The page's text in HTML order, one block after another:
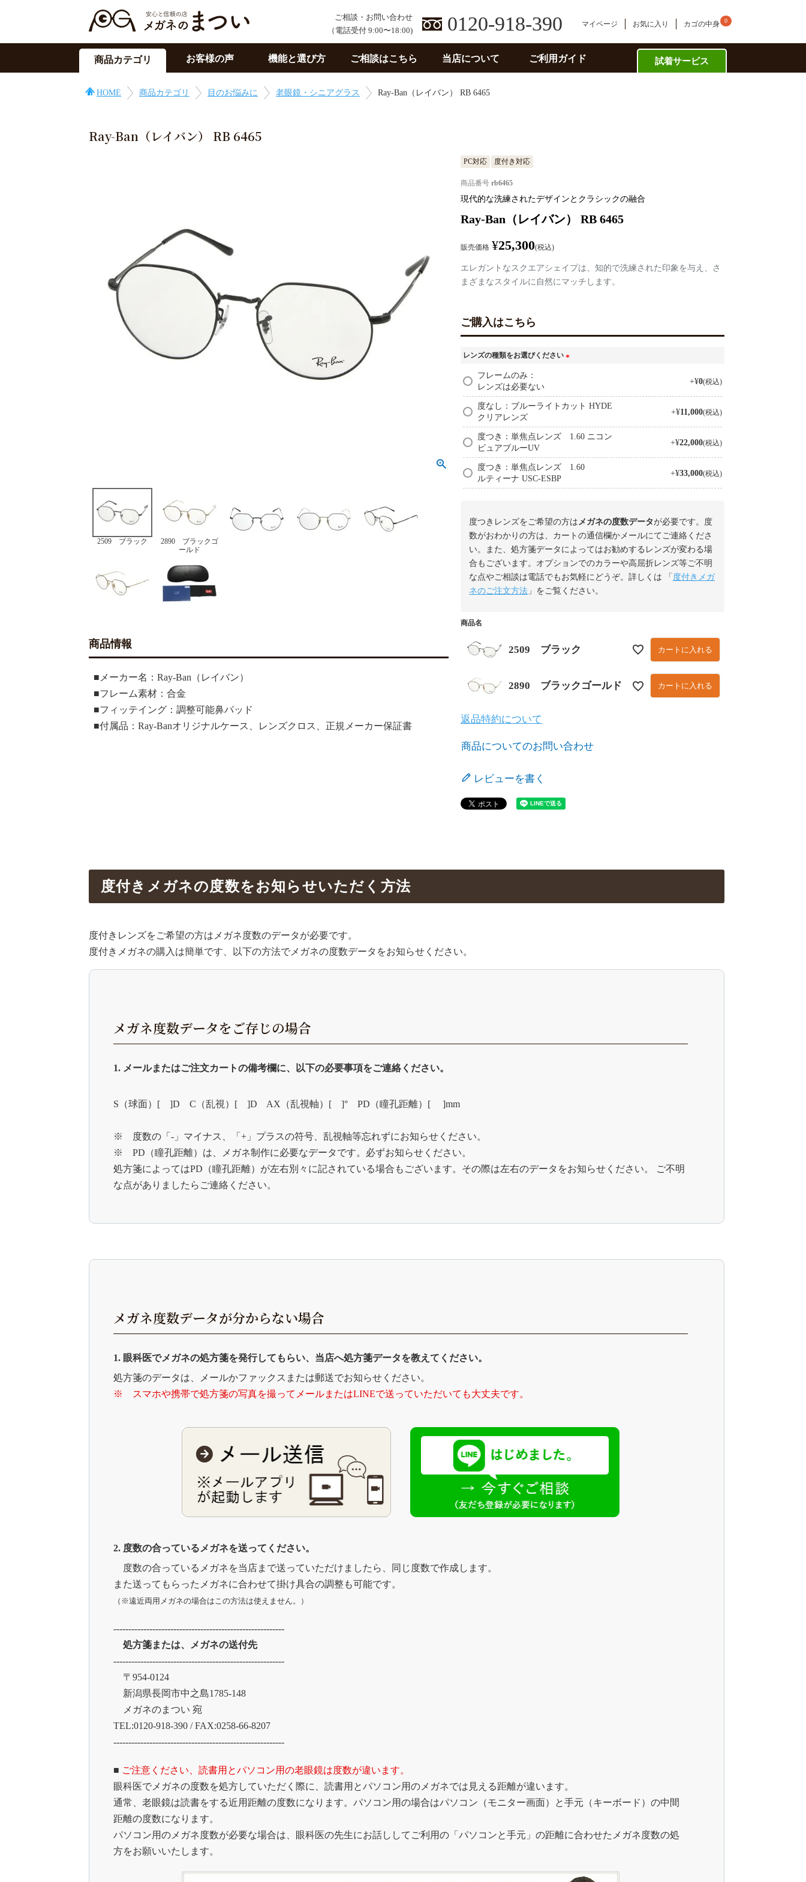
ご相談・お問い合わせ
（電話受付 9:00〜18:00)
0120-918-390 マイページ お気に入り カゴの中身 0
商品カテゴリ
目の症状に
お客様の声 機能と選び方 ご相談はこちら 当店について ご利用ガイド 試着サービス
HOME 商品カテゴリ 目のお悩みに 老眼鏡・シニアグラス Ray-Ban（レイバン） RB 6465
Ray-Ban（レイバン） RB 6465
2509 ブラック
2890 ブラックゴ
ールド
商品情報
■メーカー名：Ray-Ban（レイバン）
■フレーム素材：合金
■フィッテイング：調整可能鼻パッド
■付属品：Ray-Banオリジナルケース、レンズクロス、正規メーカー保証書
PC対応 度付き対応
商品番号 rb6465
現代的な洗練されたデザインとクラシックの融合
Ray-Ban（レイバン） RB 6465
販売価格 ¥25,300 税込
エレガントなスクエアシェイプは、知的で洗練された印象を与え、さ
まざまなスタイルに自然にマッチします。
ご購入はこちら
レンズの種類をお選びください
須
)
フレームのみ：
レンズは必要ない
+¥0 税込
度なし：ブルーライトカット HYDE
クリアレンズ
+¥11,000 税込
度つき：単焦点レンズ 1.60 ニコン
ピュアブルーUV
+¥22,000 税込
度つき：単焦点レンズ 1.60
ルティーナ USC-ESBP
+¥33,000 税込
度つきレンズをご希望の方はメガネの度数データが必要です。度
数がおわかりの方は、カートの通信欄かメールにてご連絡くださ
い。また、処方箋データによってはお勧めするレンズが変わる場
合もございます。オプションでのカラーや高屈折レンズ等ご不明
な点やご相談は電話でもお気軽にどうぞ。詳しくは 「 度付きメガ
ネのご注文方法 」をご覧ください。
商品名
2509 ブラック カートに入れる
2890 ブラックゴールド カートに入れる
返品特約について
商品についてのお問い合わせ
レビューを書く
度付きメガネの度数をお知らせいただく方法
度付きレンズをご希望の方はメガネ度数のデータが必要です。
度付きメガネの購入は簡単です、以下の方法でメガネの度数データをお知らせください。
メガネ度数データをご存じの場合
1. メールまたはご注文カートの備考欄に、以下の必要事項をご連絡ください。
S（球面）[ ]D C（乱視）[ ]D AX（乱視軸）[ ]° PD（瞳孔距離）[ ]mm
※ 度数の「-」マイナス、「+」プラスの符号、乱視軸等忘れずにお知らせください。
※ PD（瞳孔距離）は、メガネ制作に必要なデータです。必ずお知らせください。
処方箋によってはPD（瞳孔距離）が左右別々に記されている場合もございます。その際は左右のデータをお知らせください。 ご不明
な点がありましたらご連絡ください。
メガネ度数データが分からない場合
1. 眼科医でメガネの処方箋を発行してもらい、当店へ処方箋データを教えてください。
処方箋のデータは、メールかファックスまたは郵送でお知らせください。
※ スマホや携帯で処方箋の写真を撮ってメールまたはLINEで送っていただいても大丈夫です。
2. 度数の合っているメガネを送ってください。
度数の合っているメガネを当店まで送っていただけましたら、同じ度数で作成します。
また送ってもらったメガネに合わせて掛け具合の調整も可能です。
（※遠近両用メガネの場合はこの方法は使えません。）
---------------------------------------------------------
処方箋または、メガネの送付先
---------------------------------------------------------
〒954-0124
新潟県長岡市中之島1785-148
メガネのまつい 宛
TEL:0120-918-390 / FAX:0258-66-8207
---------------------------------------------------------
■ ご注意ください、読書用とパソコン用の老眼鏡は度数が違います。
眼科医でメガネの度数を処方していただく際に、読書用とパソコン用のメガネでは見える距離が違います。
通常、老眼鏡は読書をする近用距離の度数になります。パソコン用の場合はパソコン（モニター画面）と手元（キーボード）の中間
距離の度数になります。
パソコン用のメガネ度数が必要な場合は、眼科医の先生にお話ししてご利用の「パソコンと手元」の距離に合わせたメガネ度数の処
方をお願いいたします。